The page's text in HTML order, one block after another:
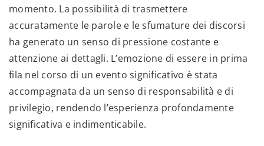
momento. La possibilità di trasmettere
accuratamente le parole e le sfumature dei discorsi
ha generato un senso di pressione costante e
attenzione ai dettagli. L’emozione di essere in prima
fila nel corso di un evento significativo è stata
accompagnata da un senso di responsabilità e di
privilegio, rendendo l’esperienza profondamente
significativa e indimenticabile.